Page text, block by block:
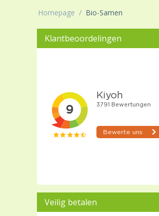
Homepage / Bio-Samen
Klantbeoordelingen
Veilig betalen